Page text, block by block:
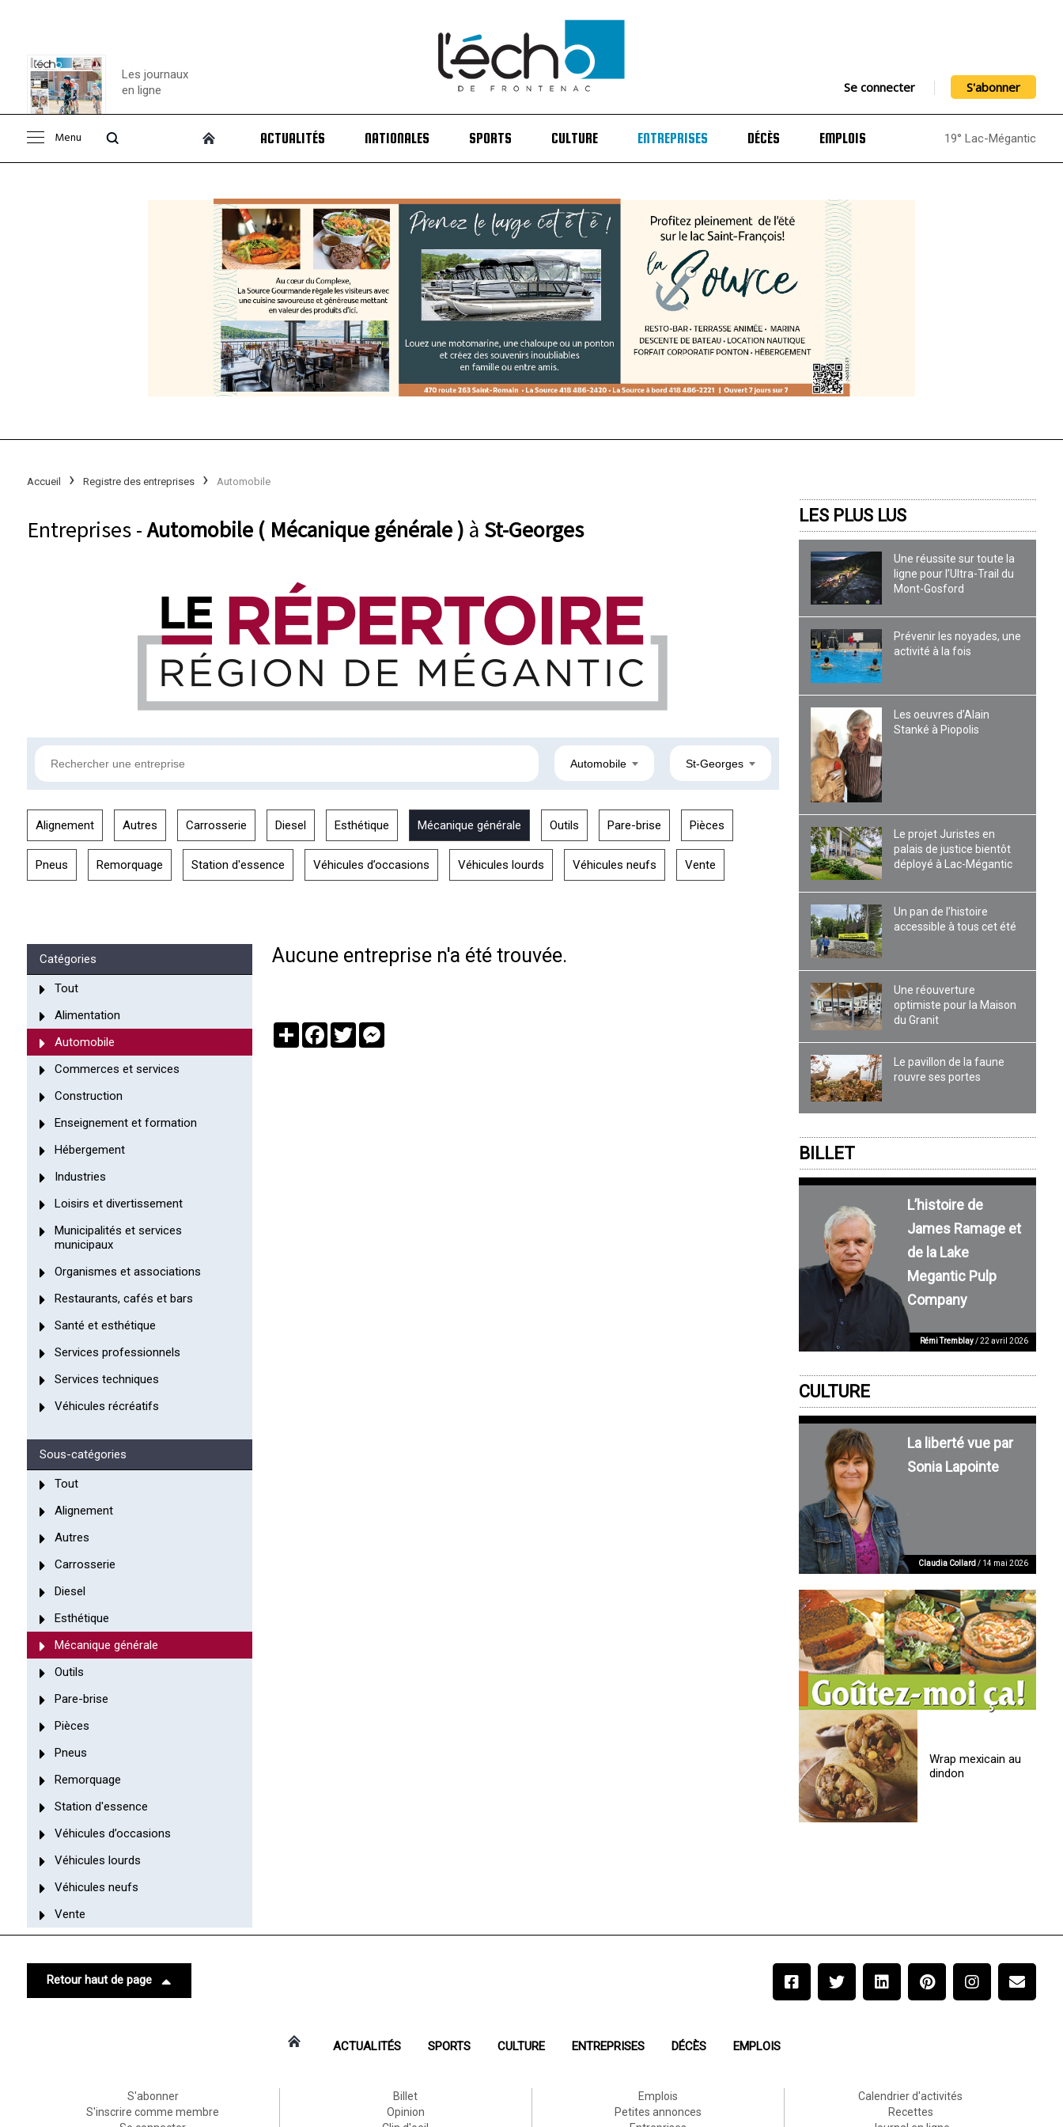
Consulter le
Les journaux
en ligne
Se connecter S'abonner
Menu ACTUALITÉS NATIONALES SPORTS CULTURE ENTREPRISES DÉCÈS EMPLOIS 19° Lac-Mégantic
Accueil Registre des entreprises Automobile
Entreprises -Automobile ( Mécanique générale ) à St-Georges
Automobile St-Georges
Alignement Autres Carrosserie Diesel Esthétique Mécanique générale Outils Pare-brise Pièces
Pneus Remorquage Station d'essence Véhicules d’occasions Véhicules lourds Véhicules neufs Vente
Catégories
Tout
Alimentation
Automobile
Commerces et services
Construction
Enseignement et formation
Hébergement
Industries
Loisirs et divertissement
Municipalités et services
municipaux
Organismes et associations
Restaurants, cafés et bars
Santé et esthétique
Services professionnels
Services techniques
Véhicules récréatifs
Sous-catégories
Tout
Alignement
Autres
Carrosserie
Diesel
Esthétique
Mécanique générale
Outils
Pare-brise
Pièces
Pneus
Remorquage
Station d'essence
Véhicules d’occasions
Véhicules lourds
Véhicules neufs
Vente
Aucune entreprise n'a été trouvée.
PartagerFacebook
Twitter
LES PLUS LUS
Une réussite sur toute la
ligne pour l’Ultra-Trail du
Mont-Gosford
Prévenir les noyades, une
activité à la fois
Les oeuvres d’Alain
Stanké à Piopolis
Le projet Juristes en
palais de justice bientôt
déployé à Lac-Mégantic
Un pan de l’histoire
accessible à tous cet été
Une réouverture
optimiste pour la Maison
du Granit
Le pavillon de la faune
rouvre ses portes
BILLET
L’histoire de
James Ramage et
de la Lake
Megantic Pulp
Company
Rémi Tremblay/ 22 avril 2026
CULTURE
La liberté vue par
Sonia Lapointe
Claudia Collard/ 14 mai 2026
Wrap mexicain au
dindon
Retour haut de page
ACTUALITÉS SPORTS CULTURE ENTREPRISES DÉCÈS EMPLOIS
S'abonner
S'inscrire comme membre
Billet
Opinion
Emplois
Petites annonces
Calendrier d'activités
Recettes